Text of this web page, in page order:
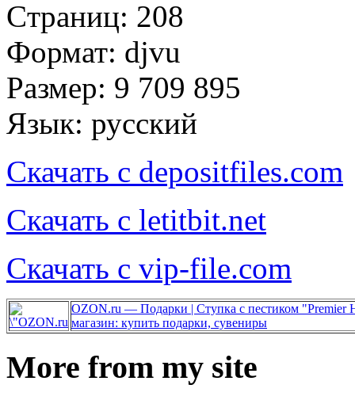
Cтраниц: 208
Формат: djvu
Размер: 9 709 895
Язык: русский
Скачать с depositfiles.com
Скачать с letitbit.net
Скачать с vip-file.com
OZON.ru — Подарки | Ступка с пестиком
магазин: купить подарки, сувениры
More from my site